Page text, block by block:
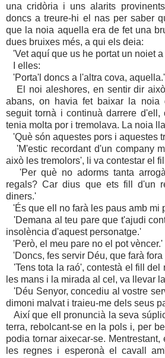
una cridòria i uns alarits
doncs a treure-hi el nas per saber
que la noia aquella era de fetuna
dues bruixes més, a qui els deia:
'Vet aquí que us he portat un noiet
I elles:
'Porta'l doncs a l'altra cova, aquella.'
El noi aleshores, en sentirdir
abans, on havia fet baixar la
seguit tornà i continuà darrere
tenia molta por i tremolava. La noia
'Què són aquestes pors i aquestes
'M'estic recordant d'un company
això les tremolors', li va contestar el
'Per què no adorms tanta
regals? Car dius que ets fill d'un
diners.'
'És que ell no farà les paus amb mi
'Demana al teu pare que t'ajudi
insolència d'aquest personatge.'
'Però, el meu pare no el pot vèncer.'
'Doncs, fes servir Déu, que farà
'Tens tota la raó', contestà el fill del
les mans i la mirada al cel, va llevar
'Déu Senyor, concediu al vostre
dimoni malvat i traieu-me dels seus
Així que ell pronuncià la seva
terra, rebolcant-se en la pols i, per
podia tornar aixecar-se.
les regnes i esperonà el cavall